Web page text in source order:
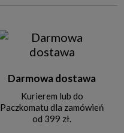
Darmowa dostawa
Kurierem lub do
Paczkomatu dla zamówień
od 399 zł.